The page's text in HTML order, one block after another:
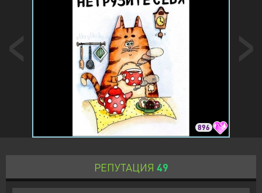
896
РЕПУТАЦИЯ 49